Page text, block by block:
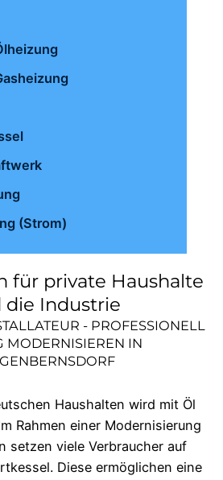
(Strom)
für private Haushalte
die Industrie
- PROFESSIONELL
MODERNISIEREN IN
Haushalten wird mit Öl
Rahmen einer Modernisierung
setzen viele Verbraucher auf
Diese ermöglichen eine